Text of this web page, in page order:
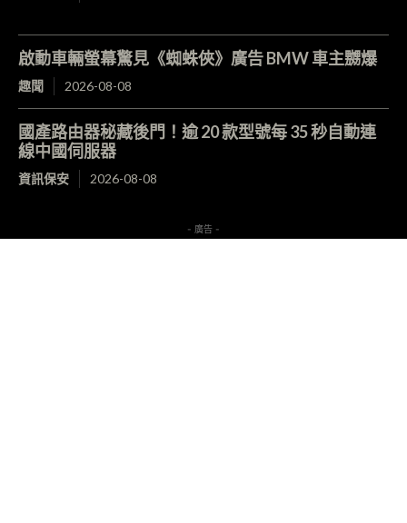
啟動車輛螢幕驚見《蜘蛛俠》廣告 BMW 車主嬲爆
趣聞 2026-08-08
國產路由器秘藏後門！逾 20 款型號每 35 秒自動連
線中國伺服器
資訊保安 2026-08-08
- 廣告 -